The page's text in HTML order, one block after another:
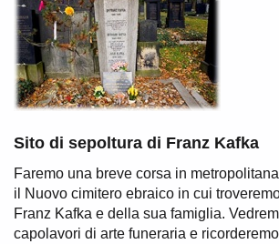
Sito di sepoltura di Franz Kafka
Faremo una breve corsa in
il Nuovo cimitero ebraico in cui
Franz Kafka e della sua famiglia.
capolavori di arte funeraria e